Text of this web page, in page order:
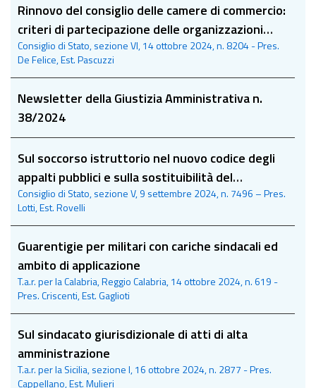
Rinnovo del consiglio delle camere di commercio:
criteri di partecipazione delle organizzazioni
imprenditoriali
Consiglio di Stato, sezione VI, 14 ottobre 2024, n. 8204 - Pres.
De Felice, Est. Pascuzzi
Newsletter della Giustizia Amministrativa n.
38/2024
Sul soccorso istruttorio nel nuovo codice degli
appalti pubblici e sulla sostituibilità del
progettista “indicato” nell’appalto integrato
Consiglio di Stato, sezione V, 9 settembre 2024, n. 7496 – Pres.
Lotti, Est. Rovelli
Guarentigie per militari con cariche sindacali ed
ambito di applicazione
T.a.r. per la Calabria, Reggio Calabria, 14 ottobre 2024, n. 619 -
Pres. Criscenti, Est. Gaglioti
Sul sindacato giurisdizionale di atti di alta
amministrazione
T.a.r. per la Sicilia, sezione I, 16 ottobre 2024, n. 2877 - Pres.
Cappellano, Est. Mulieri